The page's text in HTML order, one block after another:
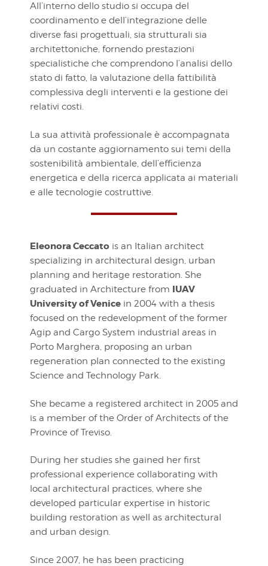
All’interno dello studio si occupa del
coordinamento e dell’integrazione delle
diverse fasi progettuali, sia strutturali sia
architettoniche, fornendo prestazioni
specialistiche che comprendono l’analisi dello
stato di fatto, la valutazione della fattibilità
complessiva degli interventi e la gestione dei
relativi costi.
La sua attività professionale è accompagnata
da un costante aggiornamento sui temi della
sostenibilità ambientale, dell’efficienza
energetica e della ricerca applicata ai materiali
e alle tecnologie costruttive.
Eleonora Ceccato is an Italian architect
specializing in architectural design, urban
planning and heritage restoration. She
graduated in Architecture from IUAV
University of Venice in 2004 with a thesis
focused on the redevelopment of the former
Agip and Cargo System industrial areas in
Porto Marghera, proposing an urban
regeneration plan connected to the existing
Science and Technology Park.
She became a registered architect in 2005 and
is a member of the Order of Architects of the
Province of Treviso.
During her studies she gained her first
professional experience collaborating with
local architectural practices, where she
developed particular expertise in historic
building restoration as well as architectural
and urban design.
Since 2007, he has been practicing